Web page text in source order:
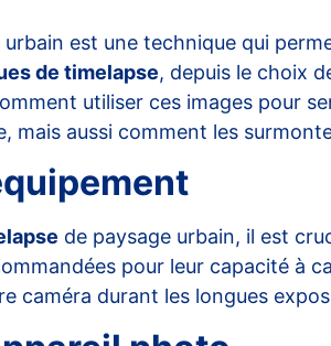
urbain est une technique qui
de timelapse, depuis le choix
utiliser ces images pour
mais aussi comment les
de paysage urbain, il est
pour leur capacité à
caméra durant les longues